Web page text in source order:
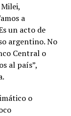
a
un acto de
argentino. No
Central o
al país”,
o